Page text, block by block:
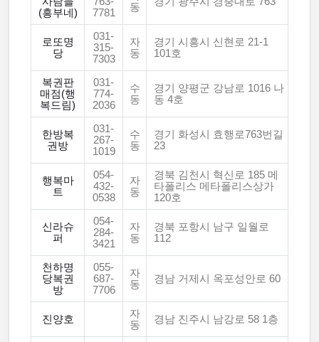
(흥부네)
7781
동
로또명
당
031-
315-
7303
자
동
경기 시흥시 신현로 21-1
101호
복권판
매점(행
복드림)
031-
774-
2036
수
동
경기 양평군 강남로 1016 나
동 4호
한방복
권방
031-
267-
1019
수
동
경기 화성시 효행로763번길
23
행복마
트
054-
432-
0538
자
동
경북 김천시 혁신로 185 메
타폴리스 메타폴리스상가
120호
신라슈
퍼
054-
284-
3421
자
동
경북 포항시 남구 일월로
112
천하명
당복권
방
055-
687-
7706
자
동
경남 거제시 옥포성안로 60
진양호
자
동
경남 진주시 남강로 58 1층